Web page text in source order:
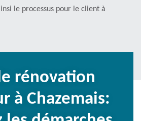
le processus pour le client à
rénovation
à Chazemais: